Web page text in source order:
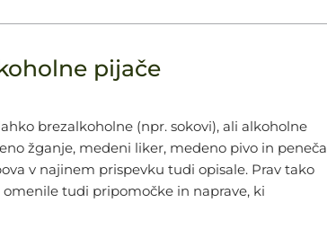
pijače
brezalkoholne (npr. sokovi), ali alkoholne
žganje, medeni liker, medeno pivo in peneča
v najinem prispevku tudi opisale. Prav tako
tudi pripomočke in naprave, ki